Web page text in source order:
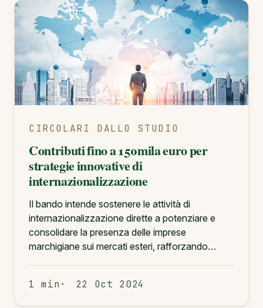
CIRCOLARI DALLO STUDIO
Contributi fino a 150mila euro per
strategie innovative di
internazionalizzazione
Il bando intende sostenere le attività di
internazionalizzazione dirette a potenziare e
consolidare la presenza delle imprese
marchigiane sui mercati esteri, rafforzando…
1 min 22 Oct 2024